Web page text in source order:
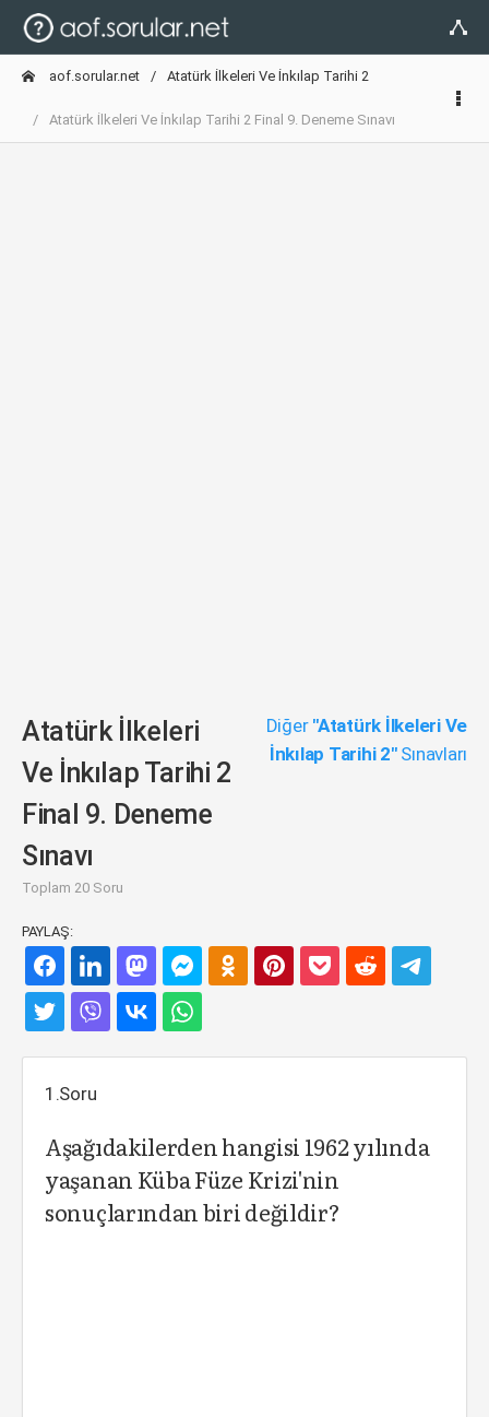
aof.sorular.net Atatürk İlkeleri Ve İnkılap Tarihi 2
Atatürk İlkeleri Ve İnkılap Tarihi 2 Final 9. Deneme Sınavı
Atatürk İlkeleri
Ve İnkılap Tarihi 2
Final 9. Deneme
Sınavı
Toplam 20 Soru
Diğer "Atatürk İlkeleri Ve
İnkılap Tarihi 2"Sınavları
PAYLAŞ:
1.Soru
Aşağıdakilerden hangisi 1962 yılında
yaşanan Küba Füze Krizi'nin
sonuçlarından biri değildir?